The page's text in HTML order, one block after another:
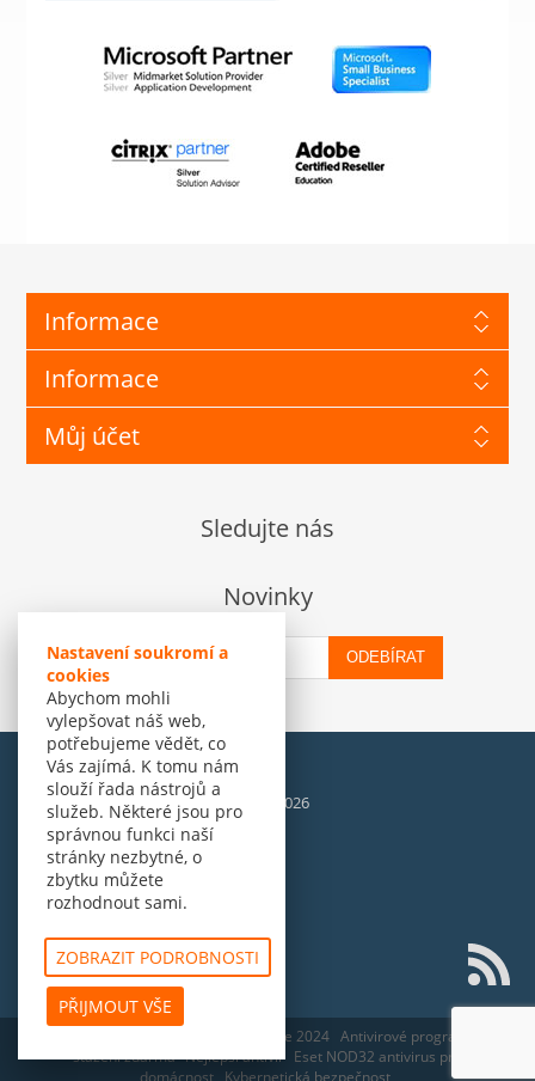
Nastavení soukromí a
cookies
Abychom mohli
vylepšovat náš web,
potřebujeme vědět, co
Vás zajímá. K tomu nám
slouží řada nástrojů a
služeb. Některé jsou pro
správnou funkci naší
stránky nezbytné, o
zbytku můžete
rozhodnout sami.
ZOBRAZIT PODROBNOSTI
PŘIJMOUT VŠE
Informace
Informace
Můj účet
Sledujte nás
Novinky
ODEBÍRAT
© Amenit Software Solutions, 1998 - 2026
Powered by nopCommerce
ESET HOME Security Essential - edice 2024 Antivirové programy ke
stažení zdarma Nejlepší antivir Eset NOD32 antivirus pro
domácnost Kybernetická bezpečnost